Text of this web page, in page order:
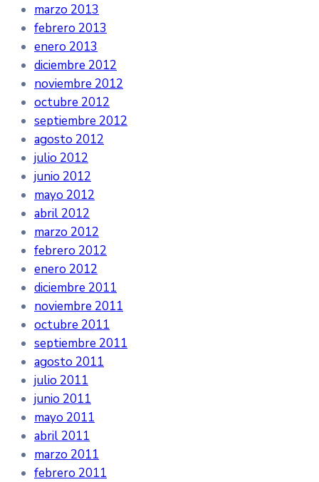
marzo 2013
febrero 2013
enero 2013
diciembre 2012
noviembre 2012
octubre 2012
septiembre 2012
agosto 2012
julio 2012
junio 2012
mayo 2012
abril 2012
marzo 2012
febrero 2012
enero 2012
diciembre 2011
noviembre 2011
octubre 2011
septiembre 2011
agosto 2011
julio 2011
junio 2011
mayo 2011
abril 2011
marzo 2011
febrero 2011